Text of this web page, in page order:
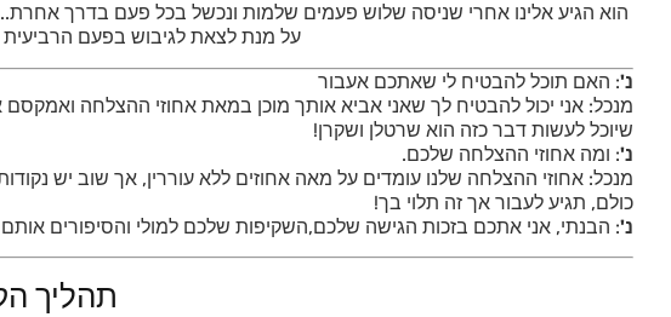
הוא הגיע אלינו אחרי שניסה שלוש פעמים שלמות ונכשל בכל פעם בדרך
על מנת לצאת לגיבוש בפעם
נ': האם תוכל להבטיח לי שאתכם אעבור
מנכל: אני יכול להבטיח לך שאני אביא אותך מוכן במאת אחוזי ההצלחה
שיוכל לעשות דבר כזה הוא שרטלן ושקרן!
נ': ומה אחוזי ההצלחה שלכם.
מנכל: אחוזי ההצלחה שלנו עומדים על מאה אחוזים ללא עוררין, אך שוב יש
כולם, תגיע לעבור אך זה תלוי בך!
נ': הבנתי, אני אתכם בזכות הגישה שלכם,השקיפות שלכם למולי והסיפורים
תהליך